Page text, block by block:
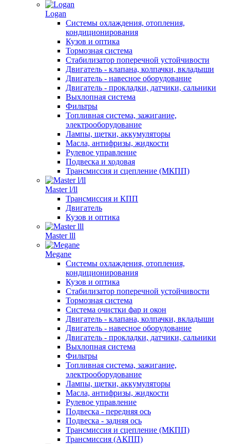
Logan
Системы охлаждения, отопления,
кондиционирования
Кузов и оптика
Тормозная система
Стабилизатор поперечной устойчивости
Двигатель - клапана, колпачки, вкладыши
Двигатель - навесное оборудование
Двигатель - прокладки, датчики, сальники
Выхлопная система
Фильтры
Топливная система, зажигание,
электрооборудование
Лампы, щетки, аккумуляторы
Масла, антифризы, жидкости
Рулевое управление
Подвеска и ходовая
Трансмиссия и сцепление (МКПП)
Master l/ll
Трансмиссия и КПП
Двигатель
Кузов и оптика
Master lll
Megane
Системы охлаждения, отопления,
кондиционирования
Кузов и оптика
Стабилизатор поперечной устойчивости
Тормозная система
Система очистки фар и окон
Двигатель - клапана, колпачки, вкладыши
Двигатель - навесное оборудование
Двигатель - прокладки, датчики, сальники
Выхлопная система
Фильтры
Топливная система, зажигание,
электрооборудование
Лампы, щетки, аккумуляторы
Масла, антифризы, жидкости
Рулевое управление
Подвеска - передняя ось
Подвеска - задняя ось
Трансмиссия и сцепление (МКПП)
Трансмиссия (АКПП)